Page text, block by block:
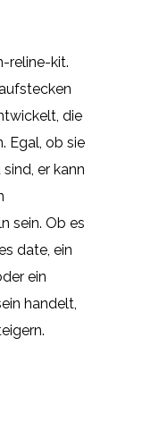
reline-kit.
die
Egal, ob sie
er kann
sein. Ob es
date, ein
ein
handelt,